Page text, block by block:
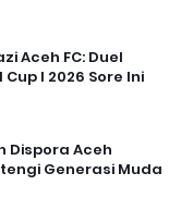
Aceh FC: Duel
Cup I 2026 Sore Ini
Dispora Aceh
Generasi Muda